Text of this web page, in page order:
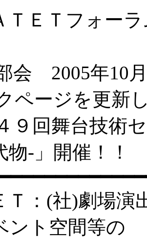
ＥＴフォー
会 2005年10
ページを更新
９回舞台技術
-」開催！！
Ｔ：(社)劇場
ント空間等の